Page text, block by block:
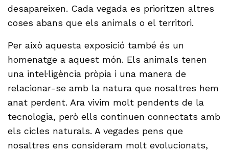
desapareixen. Cada vegada es prioritzen altres
coses abans que els animals o el territori.
Per això aquesta exposició també és un
homenatge a aquest món. Els animals tenen
una intel·ligència pròpia i una manera de
relacionar-se amb la natura que nosaltres hem
anat perdent. Ara vivim molt pendents de la
tecnologia, però ells continuen connectats amb
els cicles naturals. A vegades pens que
nosaltres ens consideram molt evolucionats,